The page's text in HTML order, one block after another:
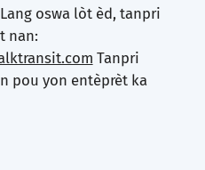
oswa lòt èd, tanpri
nan:
Tanpri
pou yon entèprèt ka